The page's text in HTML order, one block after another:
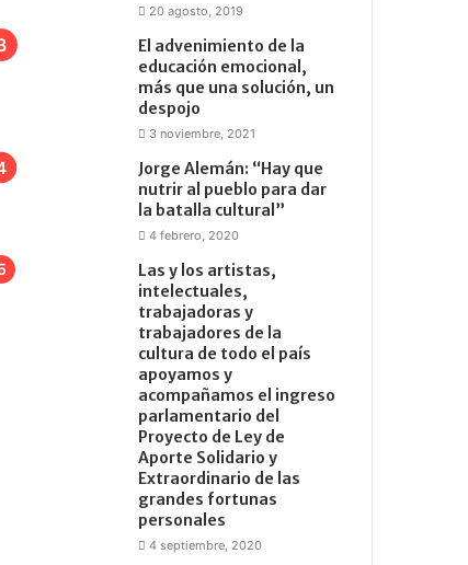
20 agosto, 2019
El advenimiento de la
educación emocional,
más que una solución, un
despojo
3 noviembre, 2021
Jorge Alemán: “Hay que
nutrir al pueblo para dar
la batalla cultural”
4 febrero, 2020
Las y los artistas,
intelectuales,
trabajadoras y
trabajadores de la
cultura de todo el país
apoyamos y
acompañamos el ingreso
parlamentario del
Proyecto de Ley de
Aporte Solidario y
Extraordinario de las
grandes fortunas
personales
4 septiembre, 2020